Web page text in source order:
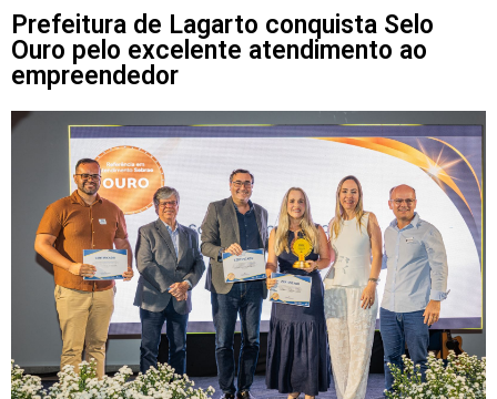
Prefeitura de Lagarto conquista Selo
Ouro pelo excelente atendimento ao
empreendedor